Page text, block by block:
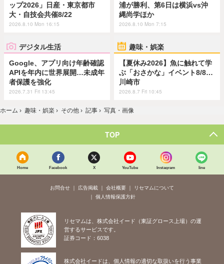
ップ2026」日産・東京都市
大・自技会共催8/22
2026.8.10 Mon 16:15
浦が勝利、第6日は横浜vs沖
縄尚学ほか
2026.8.10 Mon 7:15
デジタル生活
Google、アプリ向け年齢確認
APIを年内に世界展開…未成年
者保護を強化
2026.7.31 Fri 13:45
趣味・娯楽
【夏休み2026】魚に触れて学
ぶ「おさかな」イベント8/8…
川崎市
2026.8.7 Fri 10:45
ホーム › 趣味・娯楽 › その他 › 記事 › 写真・画像
TOP
Home Facebook X YouTube Instagram line
お問合せ 広告掲載 会社概要
リセマムについて
個人情報保護方針
リセマムは、株式会社イード（東証グロース上場）の運
営するサービスです。
証券コード：6038
株式会社イードは、個人情報の適切な取扱いを行う事業